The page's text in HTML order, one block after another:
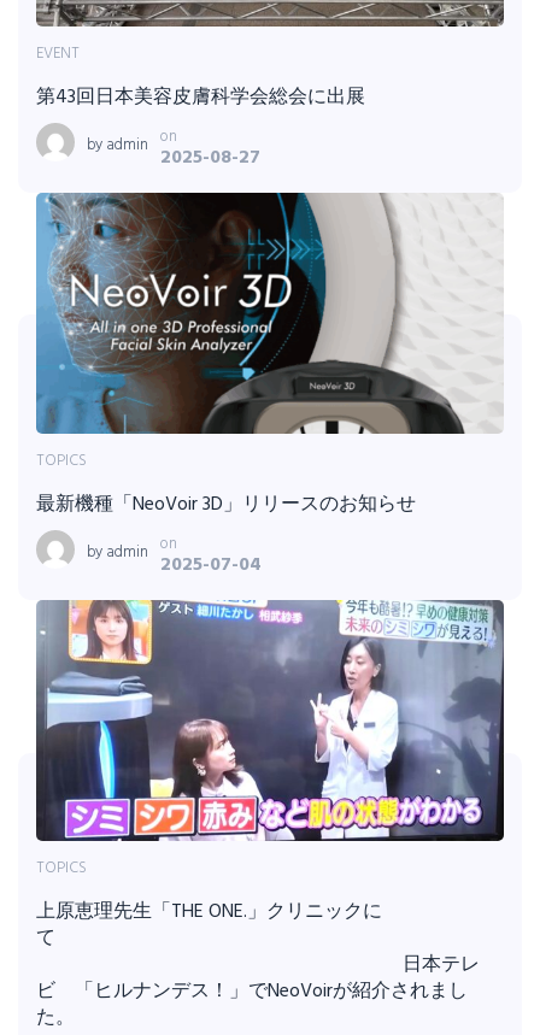
EVENT
第43回日本美容皮膚科学会総会に出展
byadmin on
2025-08-27
TOPICS
最新機種「NeoVoir 3D」リリースのお知らせ
byadmin on
2025-07-04
TOPICS
上原恵理先生「THE ONE.」クリニックに
て
日本テレ
ビ 「ヒルナンデス！」でNeoVoirが紹介されまし
た。